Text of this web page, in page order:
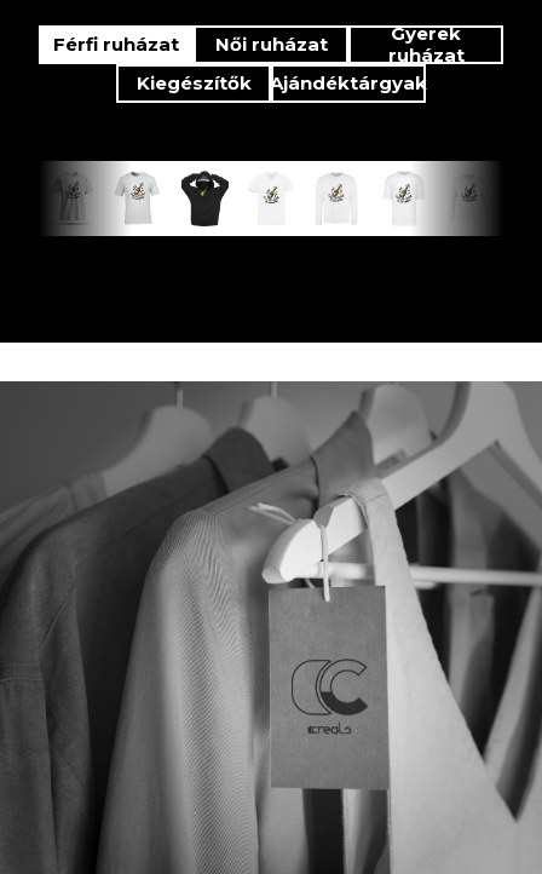
Férfi ruházat Női ruházat
Gyerek
ruházat
Kiegészítők
Ajándéktárgyak